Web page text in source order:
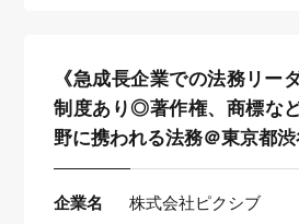
《急成長企業での法務リー
制度あり◎著作権、商標な
野に携われる法務＠東京都
企業名 株式会社ピクシブ